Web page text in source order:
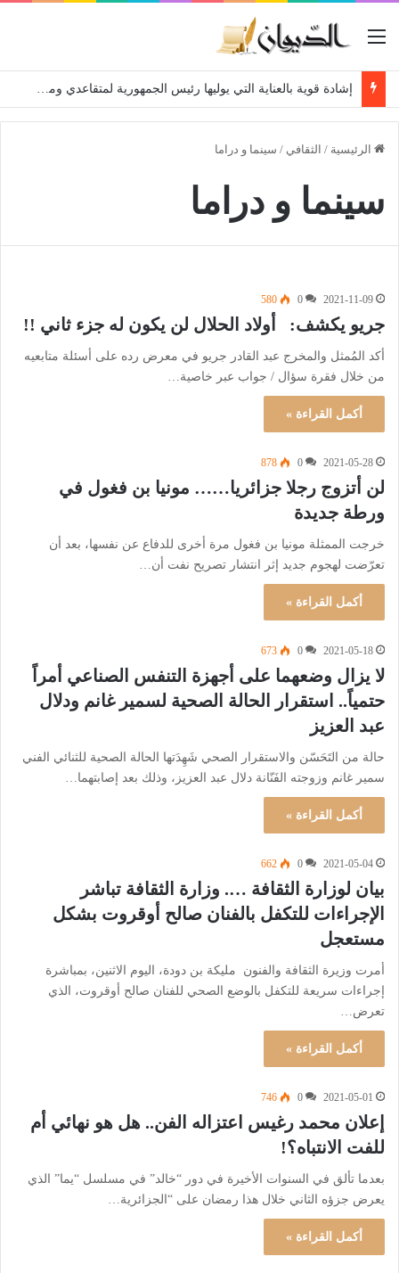
القائمة
إشادة قوية بالعناية التي يوليها رئيس الجمهورية لمتقاعدي ومعطوبي وكبار جرحى الجيش الوطني الشعبي
الرئيسية / الثقافي / سينما و دراما
سينما و دراما
2021-11-09
0
580
جريو يكشف: أولاد الحلال لن يكون له جزء ثاني !!
أكد المُمثل والمخرج عبد القادر جريو في معرض رده على أسئلة متابعيه
من خلال فقرة سؤال / جواب عبر خاصية…
أكمل القراءة »
2021-05-28
0
878
لن أتزوج رجلا جزائريا…… مونيا بن فغول في
ورطة جديدة
خرجت الممثلة مونيا بن فغول مرة أخرى للدفاع عن نفسها، بعد أن
تعرّضت لهجوم جديد إثر انتشار تصريح نفت أن…
أكمل القراءة »
2021-05-18
0
673
لا يزال وضعهما على أجهزة التنفس الصناعي أمراً
حتمياً.. استقرار الحالة الصحية لسمير غانم ودلال
عبد العزيز
حالة من التَحَسّن والاستقرار الصحي شَهِدَتها الحالة الصحية للثنائي الفني
سمير غانم وزوجته الفَنّانة دلال عبد العزيز، وذلك بعد إصابتهما…
أكمل القراءة »
2021-05-04
0
662
بيان لوزارة الثقافة …. وزارة الثقافة تباشر
الإجراءات للتكفل بالفنان صالح أوقروت بشكل
مستعجل
أمرت وزيرة الثقافة والفنون مليكة بن دودة، اليوم الاثنين، بمباشرة
إجراءات سريعة للتكفل بالوضع الصحي للفنان صالح أوقروت، الذي
تعرض…
أكمل القراءة »
2021-05-01
0
746
إعلان محمد رغيس اعتزاله الفن.. هل هو نهائي أم
للفت الانتباه؟!
بعدما تألق في السنوات الأخيرة في دور “خالد” في مسلسل “يما” الذي
يعرض جزؤه الثاني خلال هذا رمضان على “الجزائرية…
أكمل القراءة »